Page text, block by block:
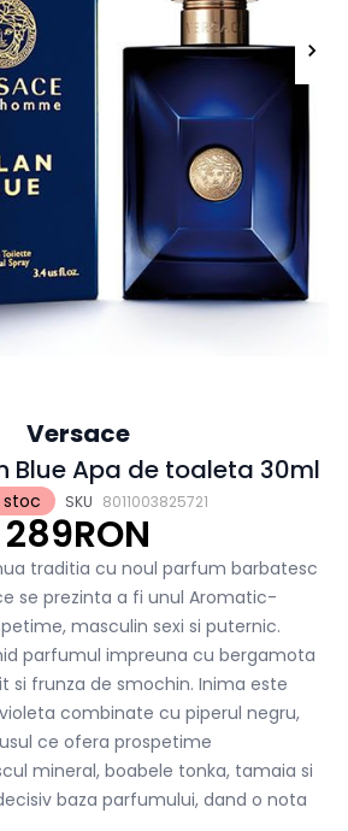
stoc SKU 8011003825721
Versace
Blue Apa de toaleta 30ml
289RON
traditia cu noul parfum barbatesc
se prezinta a fi unul Aromatic-
masculin sexi si puternic.
parfumul impreuna cu bergamota
si frunza de smochin. Inima este
combinate cu piperul negru,
ce ofera prospetime
mineral, boabele tonka, tamaia si
baza parfumului, dand o nota